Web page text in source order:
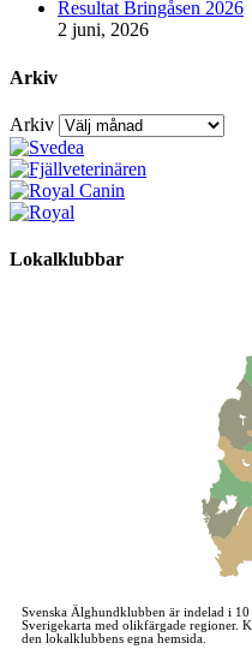
Resultat Bringåsen 2026
2 juni, 2026
Arkiv
Arkiv
Lokalklubbar
Svenska Älghundklubben är indelad i
Sverigekarta med olikfärgade regioner.
den lokalklubbens egna hemsida.